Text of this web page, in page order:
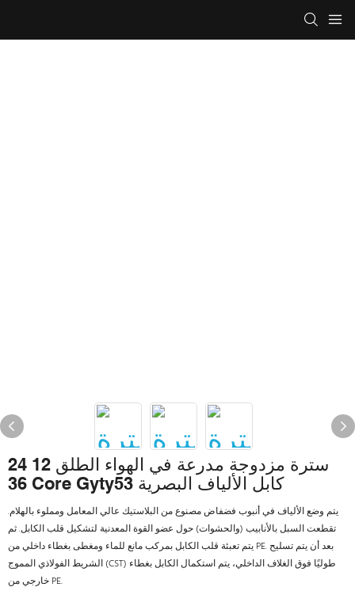
سترة مزدوجة مدرعة في الهواء الطلق 12 24
36 Core Gyty53 كابل الألياف البصرية
يتم وضع الألياف في أنبوب فضفاض مصنوع من البلاستيك عالي المعامل ومملوء بالهلام.
تقطعت السبل بالأنابيب (والحشوات) حول عضو القوة المعدنية لتشكيل قلب الكابل. ثم
يتم تعبئة قلب الكابل بمركب مانع للماء ومغطى بغطاء داخلي من PE. بعد أن يتم تسليح
الشريط الفولاذي المموج (CST) طوليًا فوق الغلاف الداخلي، يتم استكمال الكابل بغطاء
خارجي من PE.